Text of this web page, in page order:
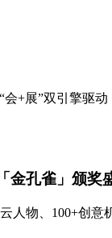
+展”双引擎驱
金孔雀」颁奖
物、100+创